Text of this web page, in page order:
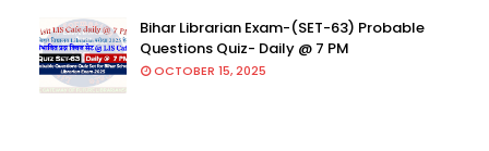
Bihar Librarian Exam-(SET-63) Probable
Questions Quiz- Daily @ 7 PM
OCTOBER 15, 2025